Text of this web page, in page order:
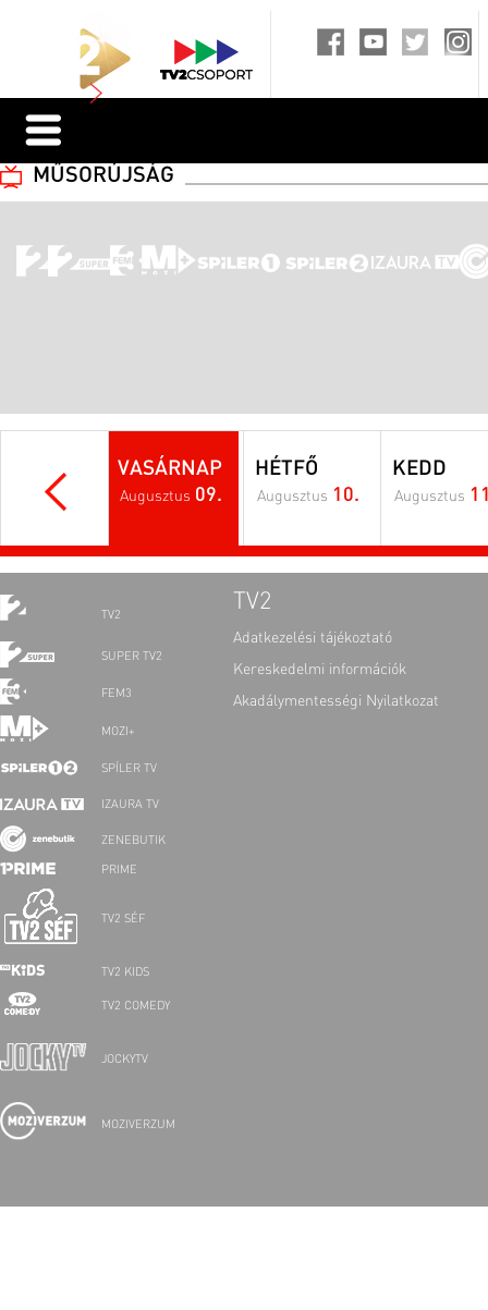
MŰSORÚJSÁG
VASÁRNAP
Augusztus 09.
HÉTFŐ
Augusztus 10.
KEDD
Augusztus
TV2
SUPER TV2
FEM3
MOZI+
SPÍLER TV
IZAURA TV
ZENEBUTIK
PRIME
TV2 SÉF
TV2 KIDS
TV2 COMEDY
JOCKYTV
MOZIVERZUM
TV2
Adatkezelési tájékoztató
Kereskedelmi információk
Akadálymentességi Nyilatkozat